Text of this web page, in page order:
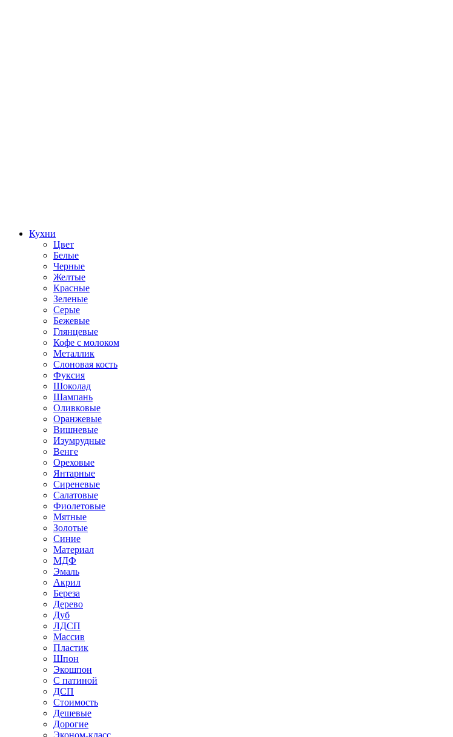
Кухни
Цвет
Белые
Черные
Желтые
Красные
Зеленые
Серые
Бежевые
Глянцевые
Кофе с молоком
Металлик
Слоновая кость
Фуксия
Шоколад
Шампань
Оливковые
Оранжевые
Вишневые
Изумрудные
Венге
Ореховые
Янтарные
Сиреневые
Салатовые
Фиолетовые
Мятные
Золотые
Синие
Материал
МДФ
Эмаль
Акрил
Береза
Дерево
Дуб
ЛДСП
Массив
Пластик
Шпон
Экошпон
С патиной
ДСП
Стоимость
Дешевые
Дорогие
Эконом-класс